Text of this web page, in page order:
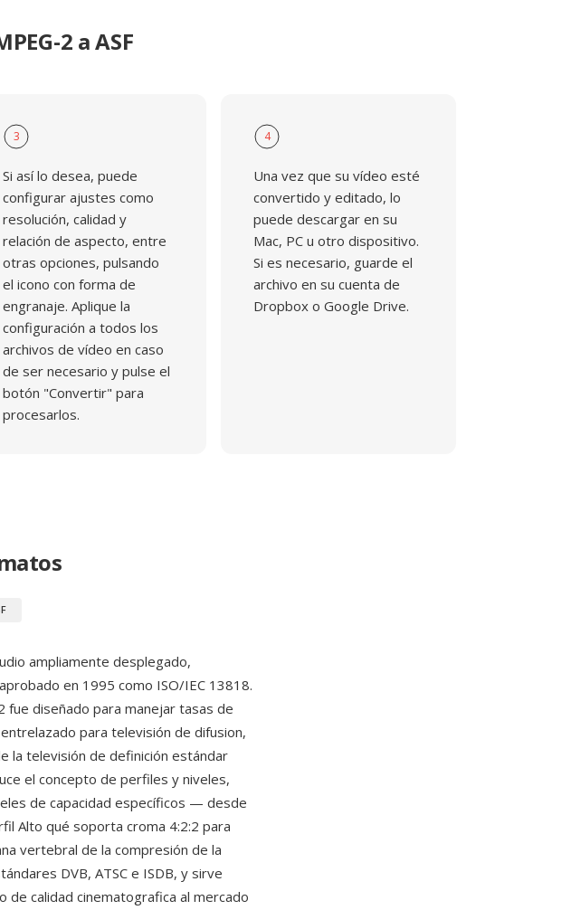
2 a ASF
3
Si así lo desea, puede
configurar ajustes como
resolución, calidad y
relación de aspecto, entre
otras opciones, pulsando
el icono con forma de
engranaje. Aplique la
configuración a todos los
archivos de vídeo en caso
de ser necesario y pulse el
botón "Convertir" para
procesarlos.
4
Una vez que su vídeo esté
convertido y editado, lo
puede descargar en su
Mac, PC u otro dispositivo.
Si es necesario, guarde el
archivo en su cuenta de
Dropbox o Google Drive.
ampliamente desplegado,
en 1995 como ISO/IEC 13818.
fue diseñado para manejar tasas de
para televisión de difusion,
la televisión de definición estándar
el concepto de perfiles y niveles,
de capacidad específicos — desde
Alto qué soporta croma 4:2:2 para
vertebral de la compresión de la
DVB, ATSC e ISDB, y sirve
de calidad cinematografica al mercado